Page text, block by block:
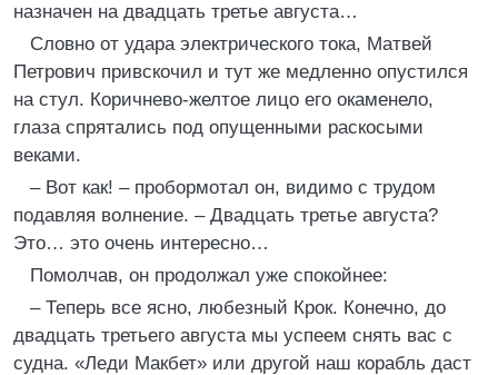
назначен на двадцать третье августа…
Словно от удара электрического тока, Матвей
Петрович привскочил и тут же медленно опустился
на стул. Коричнево-желтое лицо его окаменело,
глаза спрятались под опущенными раскосыми
веками.
– Вот как! – пробормотал он, видимо с трудом
подавляя волнение. – Двадцать третье августа?
Это… это очень интересно…
Помолчав, он продолжал уже спокойнее:
– Теперь все ясно, любезный Крок. Конечно, до
двадцать третьего августа мы успеем снять вас с
судна. «Леди Макбет» или другой наш корабль даст